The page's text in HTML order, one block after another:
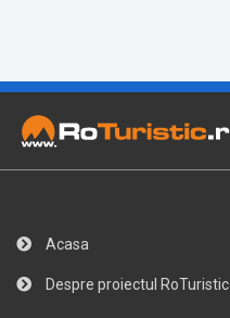
Acasa
Despre proiectul RoTuristic